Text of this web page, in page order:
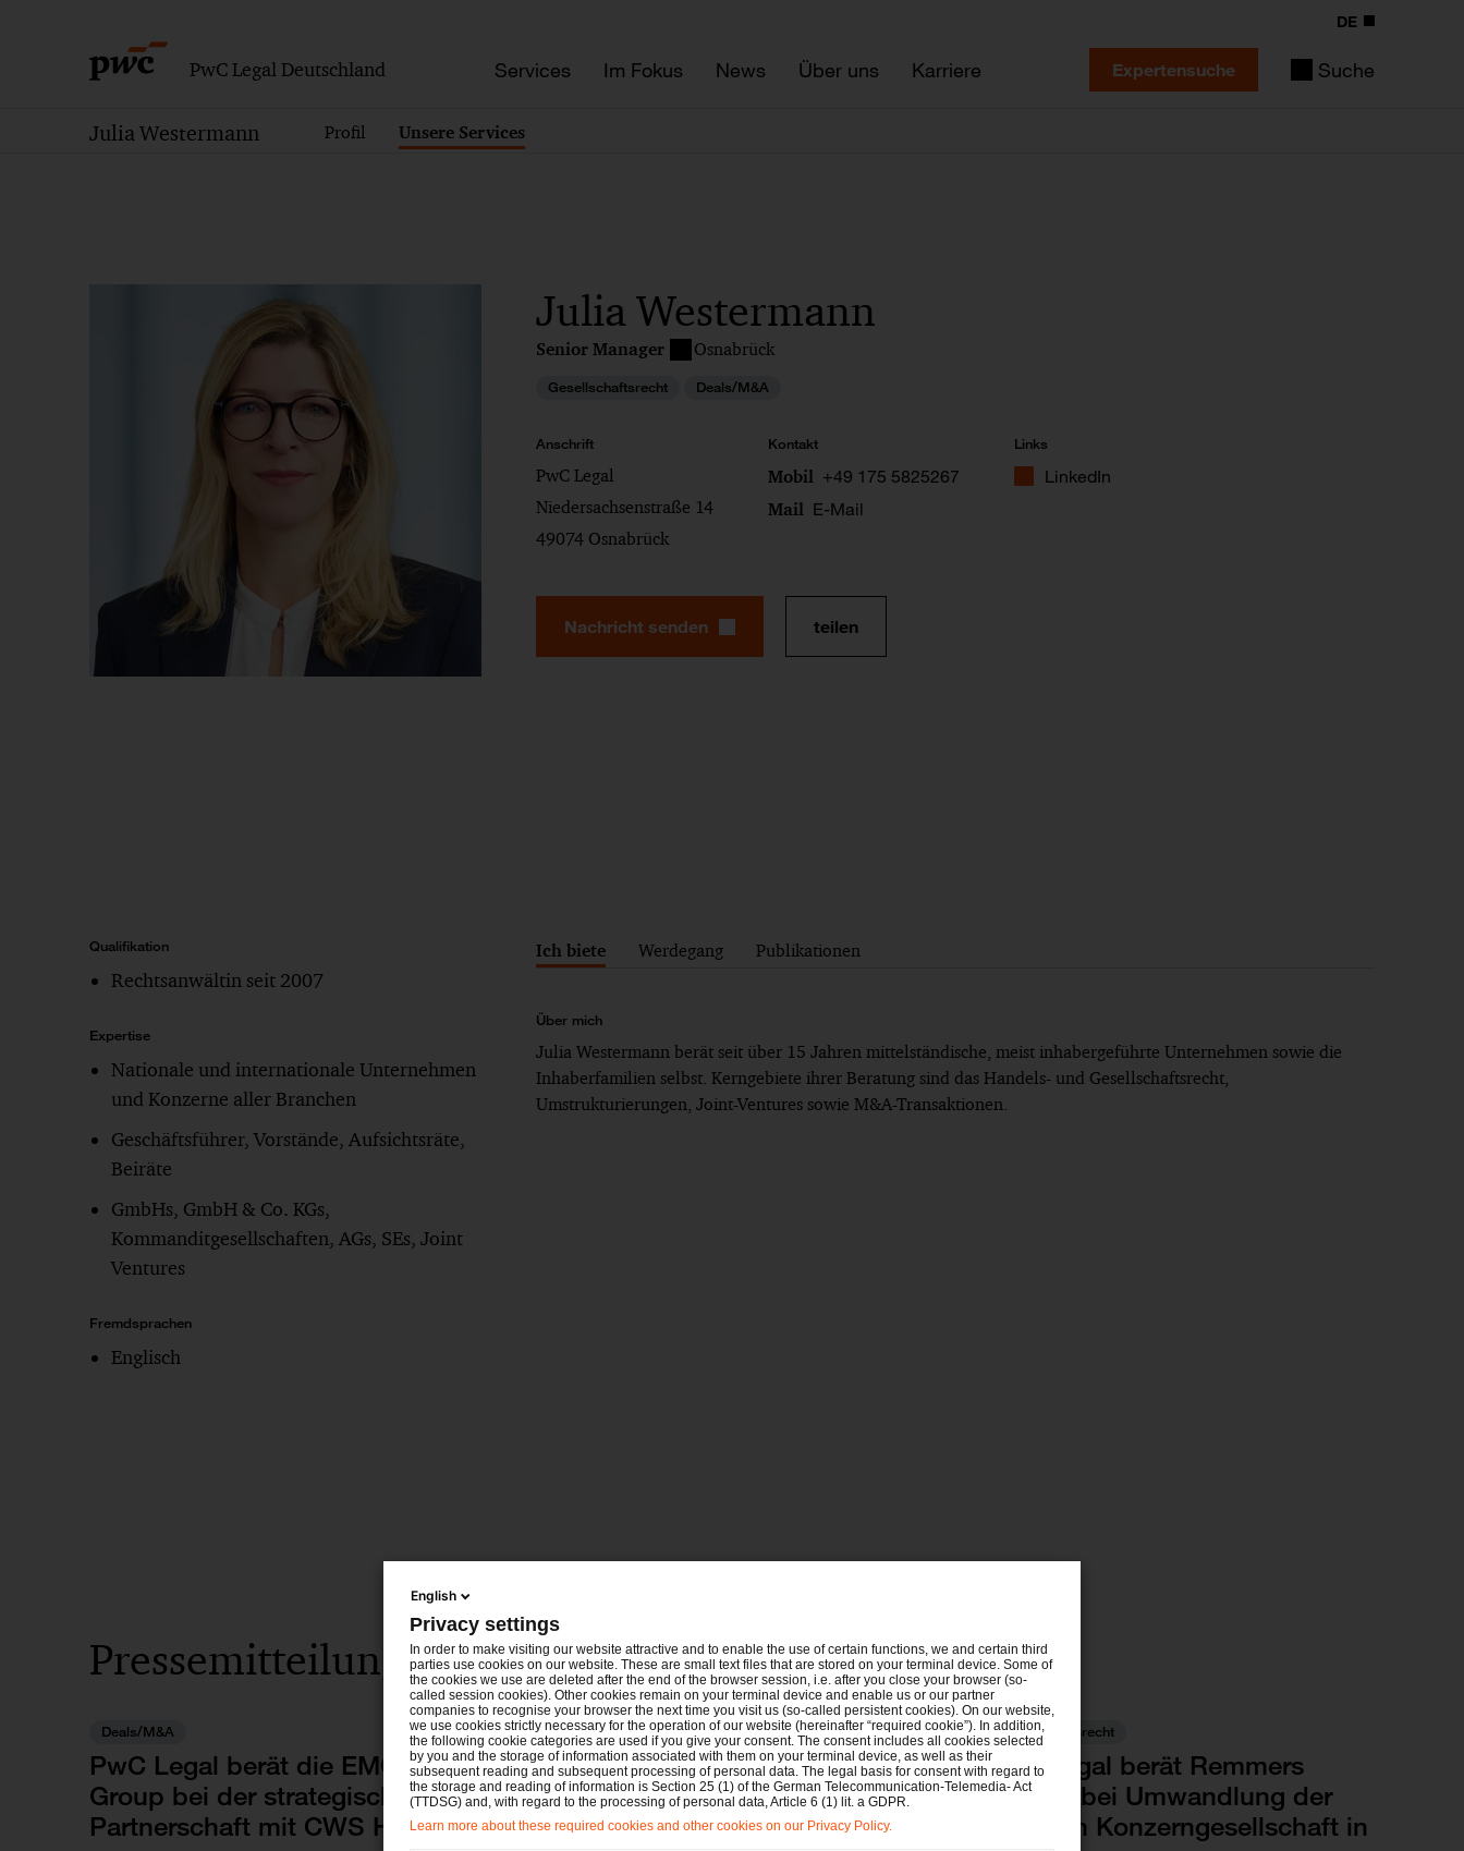
PwC Legal Deutschland Services Im Fokus News Über uns Karriere
DE
Expertensuche Suche
Julia Westermann Profil Unsere Services
Julia Westermann
Senior Manager Osnabrück
Gesellschaftsrecht Deals/M&A
Anschrift
PwC Legal
Niedersachsenstraße 14
49074 Osnabrück
Kontakt
Mobil +49 175 5825267
Mail E-Mail
Links
LinkedIn
Nachricht senden teilen
Qualifikation
Rechtsanwältin seit 2007
Expertise
Nationale und internationale Unternehmen
und Konzerne aller Branchen
Geschäftsführer, Vorstände, Aufsichtsräte,
Beiräte
GmbHs, GmbH & Co. KGs,
Kommanditgesellschaften, AGs, SEs, Joint
Ventures
Fremdsprachen
Englisch
Ich biete Werdegang Publikationen
Über mich
Julia Westermann berät seit über 15 Jahren mittelständische, meist inhabergeführte Unternehmen sowie die
Inhaberfamilien selbst. Kerngebiete ihrer Beratung sind das Handels- und Gesellschaftsrecht,
Umstrukturierungen, Joint-Ventures sowie M&A-Transaktionen.
Pressemitteilungen mit Julia Westermann
Deals/M&A
PwC Legal berät die EMCO
Group bei der strategischen
Partnerschaft mit CWS Hygiene
Kartell-, Vergabe- und Beihilfenrecht
Gesellschaftsrecht
Deals/M&A
PwC Legal und PwC
Deutschland beraten WELLER
Gesellschaftsrecht
PwC Legal berät Remmers
Gruppe bei Umwandlung der
obersten Konzerngesellschaft in
English
Privacy settings
In order to make visiting our website attractive and to enable the use of certain functions, we and certain third
parties use cookies on our website. These are small text files that are stored on your terminal device. Some of
the cookies we use are deleted after the end of the browser session, i.e. after you close your browser (so-
called session cookies). Other cookies remain on your terminal device and enable us or our partner
companies to recognise your browser the next time you visit us (so-called persistent cookies). On our website,
we use cookies strictly necessary for the operation of our website (hereinafter “required cookie”). In addition,
the following cookie categories are used if you give your consent. The consent includes all cookies selected
by you and the storage of information associated with them on your terminal device, as well as their
subsequent reading and subsequent processing of personal data. The legal basis for consent with regard to
the storage and reading of information is Section 25 (1) of the German Telecommunication-Telemedia- Act
(TTDSG) and, with regard to the processing of personal data, Article 6 (1) lit. a GDPR.
Learn more about these required cookies and other cookies on our Privacy Policy.